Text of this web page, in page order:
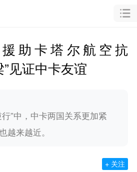
助卡塔尔航空抗
见证中卡友谊
”中，中卡两国关系更加紧
越来越近。
+ 关注